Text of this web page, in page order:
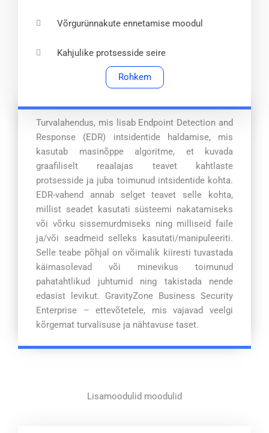
Turvalahendus, mis lisab Endpoint Detection and
Response (EDR) intsidentide haldamise, mis
kasutab masinõppe algoritme, et kuvada
graafiliselt reaalajas teavet kahtlaste
protsesside ja juba toimunud intsidentide kohta.
EDR-vahend annab selget teavet selle kohta,
millist seadet kasutati süsteemi nakatamiseks
või võrku sissemurdmiseks ning milliseid faile
ja/või seadmeid selleks kasutati/manipuleeriti.
Selle teabe põhjal on võimalik kiiresti tuvastada
käimasolevad või minevikus toimunud
pahatahtlikud juhtumid ning takistada nende
edasist levikut. GravityZone Business Security
Enterprise – ettevõtetele, mis vajavad veelgi
kõrgemat turvalisuse ja nähtavuse taset.
Võrgurünnakute ennetamise moodul
Kahjulike protsesside seire
Rohkem
Lisamoodulid moodulid